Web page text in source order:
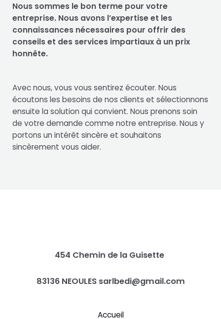
Nous sommes le bon terme pour votre
entreprise. Nous avons l’expertise et les
connaissances nécessaires pour offrir des
conseils et des services impartiaux à un prix
honnête.
Avec nous, vous vous sentirez écouter. Nous
écoutons les besoins de nos clients et sélectionnons
ensuite la solution qui convient. Nous prenons soin
de votre demande comme notre entreprise. Nous y
portons un intérêt sincère et souhaitons
sincèrement vous aider.
454 Chemin de la Guisette
83136 NEOULES sarlbedi@gmail.com
Accueil